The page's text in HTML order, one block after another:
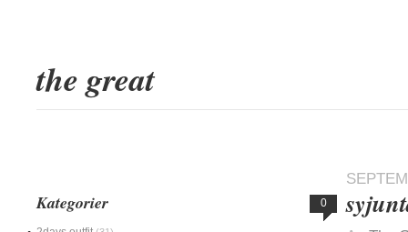
the great
0
Kategorier